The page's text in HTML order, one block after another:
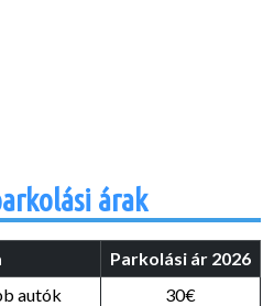
árak
Parkolási ár 2026
autók
30€